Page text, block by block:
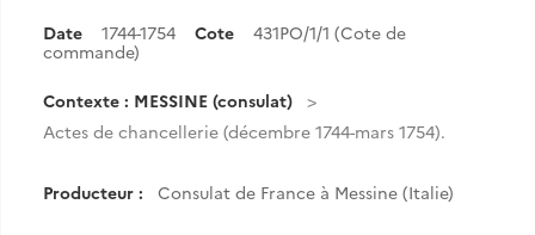
Date 1744-1754 Cote
431PO/1/1 (Cote de
commande)
Contexte : MESSINE (consulat)
Actes de chancellerie (décembre 1744-mars 1754).
Producteur : Consulat de France à Messine (Italie)